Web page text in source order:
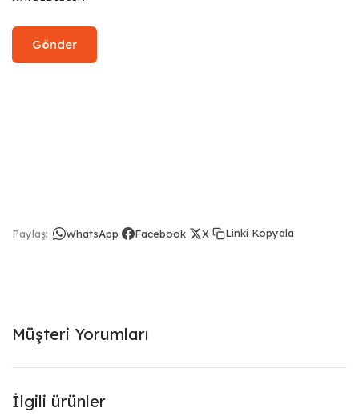
Paylaş: WhatsApp Facebook X Linki Kopyala
Müşteri Yorumları
İlgili ürünler